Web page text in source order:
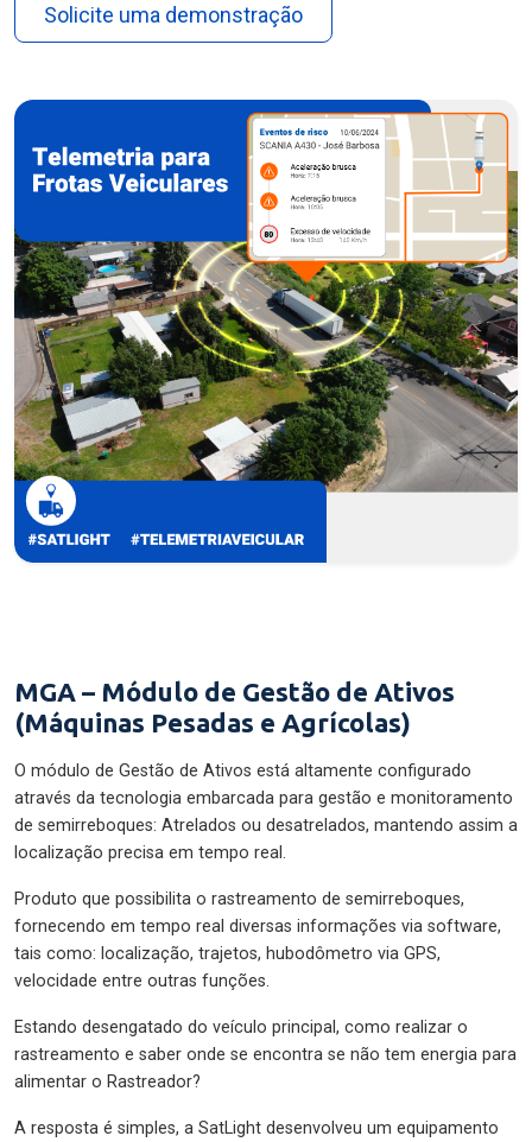
Solicite uma demonstração
MGA – Módulo de Gestão de Ativos
(Máquinas Pesadas e Agrícolas)
O módulo de Gestão de Ativos está altamente configurado
através da tecnologia embarcada para gestão e monitoramento
de semirreboques: Atrelados ou desatrelados, mantendo assim a
localização precisa em tempo real.
Produto que possibilita o rastreamento de semirreboques,
fornecendo em tempo real diversas informações via software,
tais como: localização, trajetos, hubodômetro via GPS,
velocidade entre outras funções.
Estando desengatado do veículo principal, como realizar o
rastreamento e saber onde se encontra se não tem energia para
alimentar o Rastreador?
A resposta é simples, a SatLight desenvolveu um equipamento